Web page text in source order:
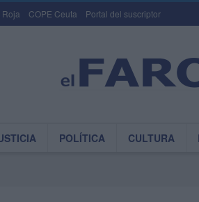
Roja COPE Ceuta Portal del suscriptor
POLÍTICA CULTURA